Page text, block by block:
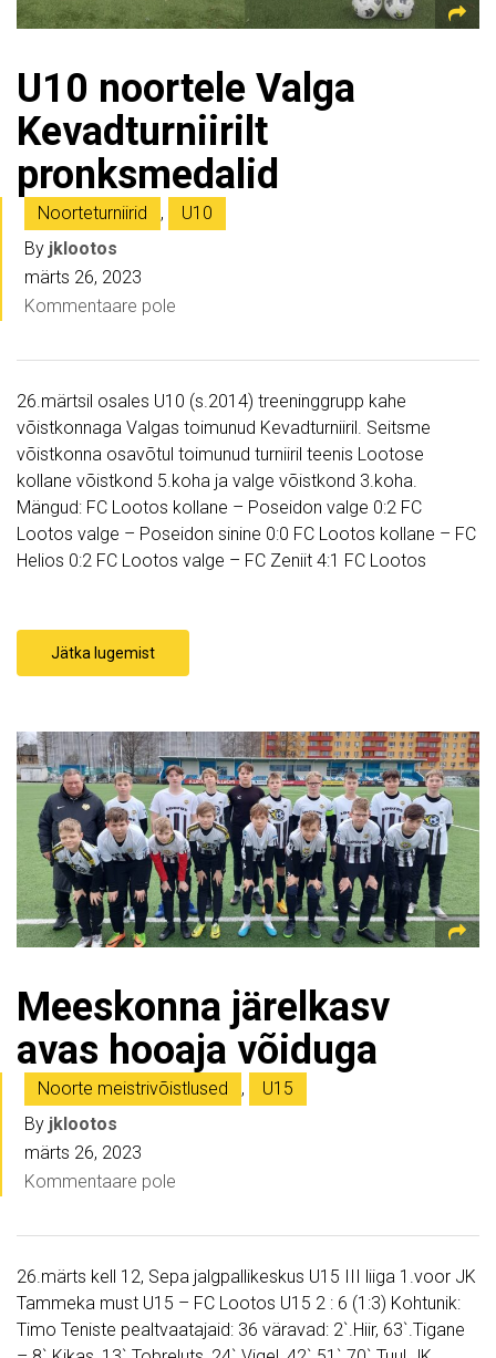
U10 noortele Valga
Kevadturniirilt
pronksmedalid
Noorteturniirid ,
U10
By jklootos
märts 26, 2023
Kommentaare pole
26.märtsil osales U10 (s.2014) treeninggrupp kahe
võistkonnaga Valgas toimunud Kevadturniiril. Seitsme
võistkonna osavõtul toimunud turniiril teenis Lootose
kollane võistkond 5.koha ja valge võistkond 3.koha.
Mängud: FC Lootos kollane – Poseidon valge 0:2 FC
Lootos valge – Poseidon sinine 0:0 FC Lootos kollane – FC
Helios 0:2 FC Lootos valge – FC Zeniit 4:1 FC Lootos
Jätka lugemist
Meeskonna järelkasv
avas hooaja võiduga
Noorte meistrivõistlused ,
U15
By jklootos
märts 26, 2023
Kommentaare pole
26.märts kell 12, Sepa jalgpallikeskus U15 III liiga 1.voor JK
Tammeka must U15 – FC Lootos U15 2 : 6 (1:3) Kohtunik:
Timo Teniste pealtvaatajaid: 36 väravad: 2`.Hiir, 63`.Tigane